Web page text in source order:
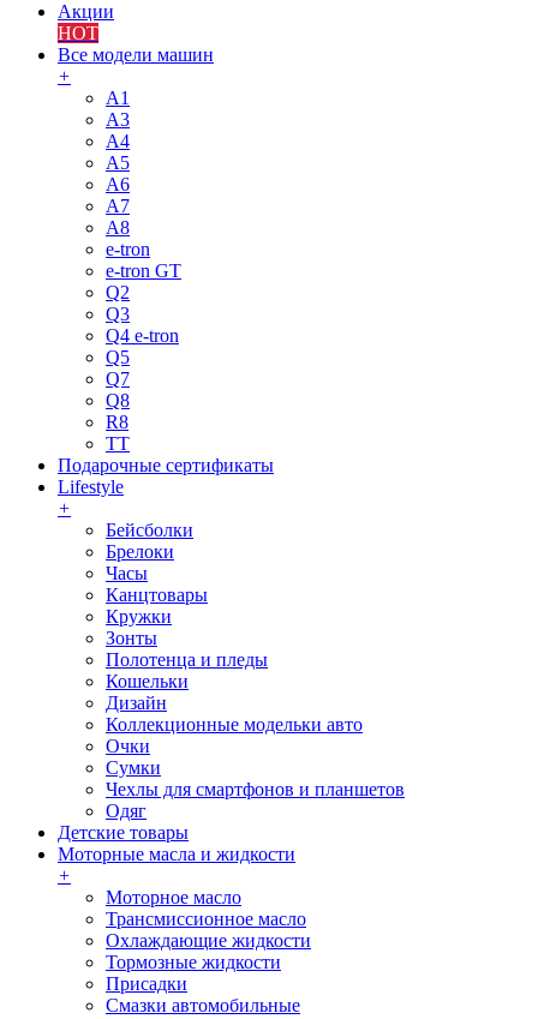
Акции
HOT
Все модели машин
+
A1
A3
A4
A5
A6
A7
A8
e-tron
e-tron GT
Q2
Q3
Q4 e-tron
Q5
Q7
Q8
R8
TT
Подарочные сертификаты
Lifestyle
+
Бейсболки
Брелоки
Часы
Канцтовары
Кружки
Зонты
Полотенца и пледы
Кошельки
Дизайн
Коллекционные модельки авто
Очки
Сумки
Чехлы для смартфонов и планшетов
Одяг
Детские товары
Моторные масла и жидкости
+
Моторное масло
Трансмиссионное масло
Охлаждающие жидкости
Тормозные жидкости
Присадки
Смазки автомобильные